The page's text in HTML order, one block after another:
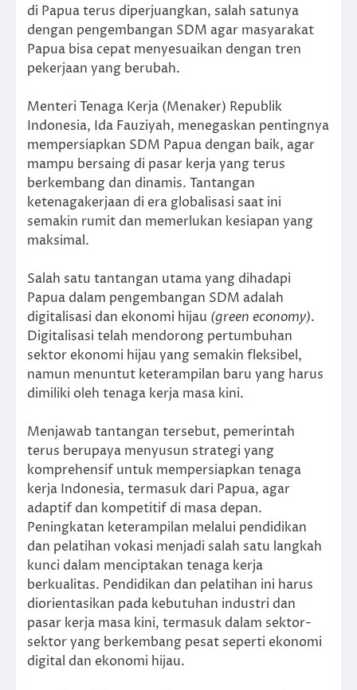
di Papua terus diperjuangkan, salah satunya
dengan pengembangan SDM agar masyarakat
Papua bisa cepat menyesuaikan dengan tren
pekerjaan yang berubah.
Menteri Tenaga Kerja (Menaker) Republik
Indonesia, Ida Fauziyah, menegaskan pentingnya
mempersiapkan SDM Papua dengan baik, agar
mampu bersaing di pasar kerja yang terus
berkembang dan dinamis. Tantangan
ketenagakerjaan di era globalisasi saat ini
semakin rumit dan memerlukan kesiapan yang
maksimal.
Salah satu tantangan utama yang dihadapi
Papua dalam pengembangan SDM adalah
digitalisasi dan ekonomi hijau (green economy).
Digitalisasi telah mendorong pertumbuhan
sektor ekonomi hijau yang semakin fleksibel,
namun menuntut keterampilan baru yang harus
dimiliki oleh tenaga kerja masa kini.
Menjawab tantangan tersebut, pemerintah
terus berupaya menyusun strategi yang
komprehensif untuk mempersiapkan tenaga
kerja Indonesia, termasuk dari Papua, agar
adaptif dan kompetitif di masa depan.
Peningkatan keterampilan melalui pendidikan
dan pelatihan vokasi menjadi salah satu langkah
kunci dalam menciptakan tenaga kerja
berkualitas. Pendidikan dan pelatihan ini harus
diorientasikan pada kebutuhan industri dan
pasar kerja masa kini, termasuk dalam sektor-
sektor yang berkembang pesat seperti ekonomi
digital dan ekonomi hijau.